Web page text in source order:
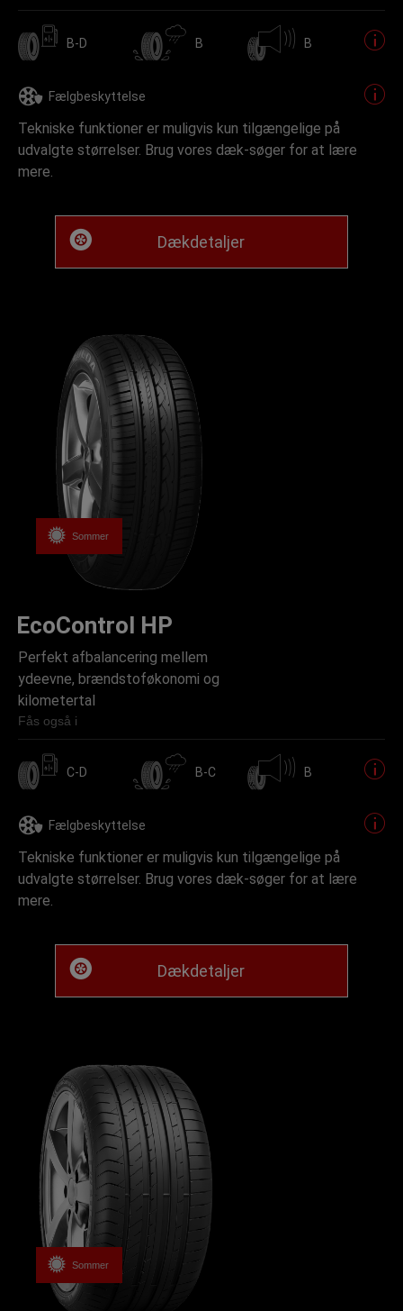
B-D B B
Fælgbeskyttelse
Tekniske funktioner er muligvis kun tilgængelige på
udvalgte størrelser. Brug vores dæk-søger for at lære
mere.
Dækdetaljer
Sommer
EcoControl HP
Perfekt afbalancering mellem
ydeevne, brændstoføkonomi og
kilometertal
Fås også i
C-D B-C B
Fælgbeskyttelse
Tekniske funktioner er muligvis kun tilgængelige på
udvalgte størrelser. Brug vores dæk-søger for at lære
mere.
Dækdetaljer
Sommer